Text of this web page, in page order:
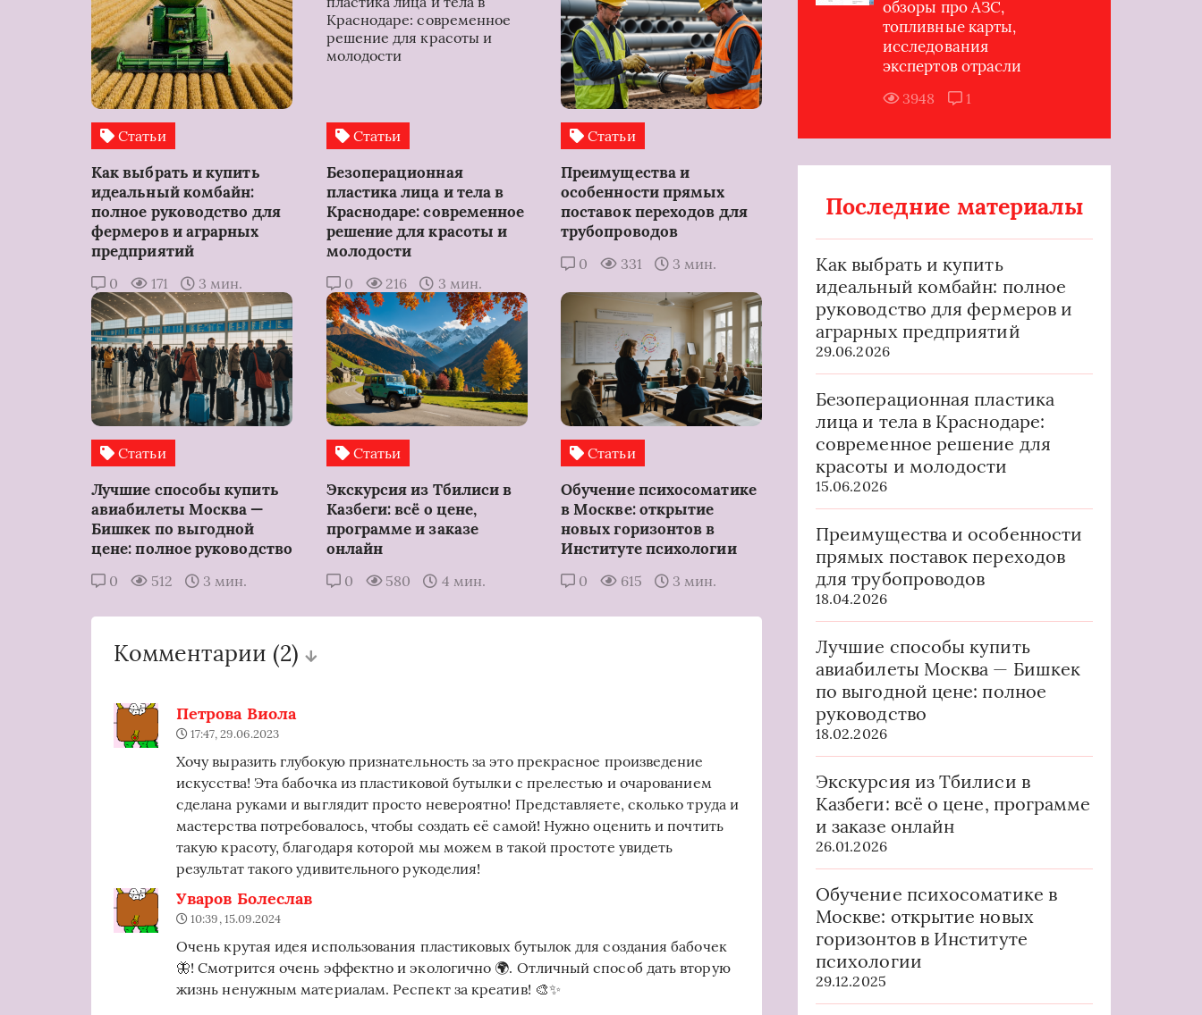
Статьи
Как выбрать и купить
идеальный комбайн:
полное руководство для
фермеров и аграрных
предприятий
0 171 3 мин.
Статьи
Безоперационная
пластика лица и тела в
Краснодаре: современное
решение для красоты и
молодости
0 216 3 мин.
Статьи
Преимущества и
особенности прямых
поставок переходов для
трубопроводов
0 331 3 мин.
Статьи
Лучшие способы купить
авиабилеты Москва —
Бишкек по выгодной
цене: полное руководство
0 512 3 мин.
Статьи
Экскурсия из Тбилиси в
Казбеги: всё о цене,
программе и заказе
онлайн
0 580 4 мин.
Статьи
Обучение психосоматике
в Москве: открытие
новых горизонтов в
Институте психологии
0 615 3 мин.
Комментарии (2)
Петрова Виола
17:47, 29.06.2023
Хочу выразить глубокую признательность за это прекрасное произведение
искусства! Эта бабочка из пластиковой бутылки с прелестью и очарованием
сделана руками и выглядит просто невероятно! Представляете, сколько труда и
мастерства потребовалось, чтобы создать её самой! Нужно оценить и почтить
такую красоту, благодаря которой мы можем в такой простоте увидеть
результат такого удивительного рукоделия!
Уваров Болеслав
10:39, 15.09.2024
Очень крутая идея использования пластиковых бутылок для создания бабочек
🦋! Смотрится очень эффектно и экологично 🌍. Отличный способ дать вторую
жизнь ненужным материалам. Респект за креатив! 🎨✨
обзоры про АЗС,
топливные карты,
исследования
экспертов отрасли
3948 1
Последние материалы
Как выбрать и купить
идеальный комбайн: полное
руководство для фермеров и
аграрных предприятий
29.06.2026
Безоперационная пластика
лица и тела в Краснодаре:
современное решение для
красоты и молодости
15.06.2026
Преимущества и особенности
прямых поставок переходов
для трубопроводов
18.04.2026
Лучшие способы купить
авиабилеты Москва — Бишкек
по выгодной цене: полное
руководство
18.02.2026
Экскурсия из Тбилиси в
Казбеги: всё о цене, программе
и заказе онлайн
26.01.2026
Обучение психосоматике в
Москве: открытие новых
горизонтов в Институте
психологии
29.12.2025